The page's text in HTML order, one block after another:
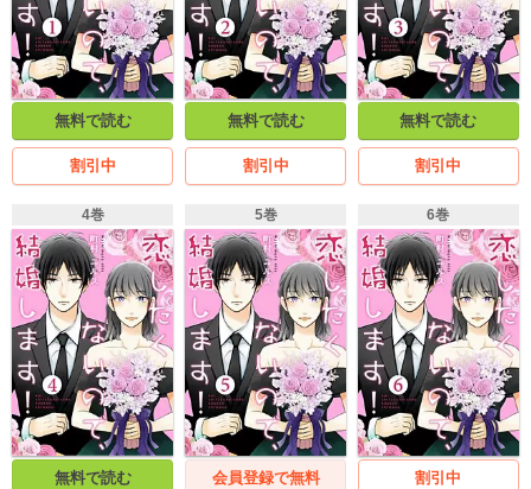
無料で読む
割引中
無料で読む
割引中
無料で読む
割引中
4巻
無料で読む
5巻
会員登録で無料
6巻
割引中